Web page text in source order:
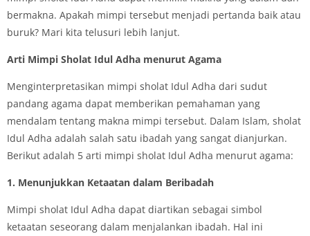
bermakna. Apakah mimpi tersebut menjadi pertanda baik atau
buruk? Mari kita telusuri lebih lanjut.
Arti Mimpi Sholat Idul Adha menurut Agama
Menginterpretasikan mimpi sholat Idul Adha dari sudut
pandang agama dapat memberikan pemahaman yang
mendalam tentang makna mimpi tersebut. Dalam Islam, sholat
Idul Adha adalah salah satu ibadah yang sangat dianjurkan.
Berikut adalah 5 arti mimpi sholat Idul Adha menurut agama:
1. Menunjukkan Ketaatan dalam Beribadah
Mimpi sholat Idul Adha dapat diartikan sebagai simbol
ketaatan seseorang dalam menjalankan ibadah. Hal ini